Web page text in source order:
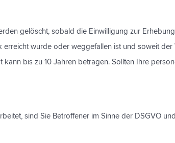
gelöscht, sobald die Einwilligung zur
wurde oder weggefallen ist und soweit
kann bis zu 10 Jahren betragen. Sollten Ihre
sind Sie Betroffener im Sinne der DSGVO